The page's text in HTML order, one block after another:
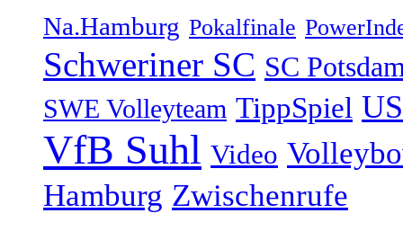
Na.Hamburg Pokalfinale
Schweriner SC SC
SWE Volleyteam TippSpiel
VfB Suhl Video
Hamburg Zwischenrufe